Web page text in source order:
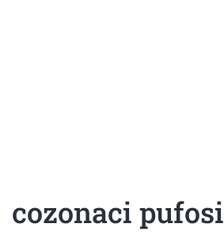
cozonaci pufosi